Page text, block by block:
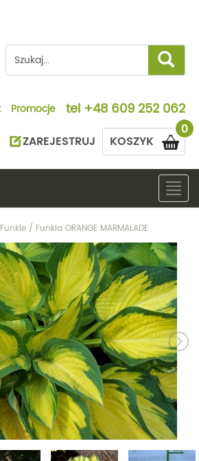
Promocje tel +48 609 252 062
0
KOSZYK
ZAREJESTRUJ
Funkie / Funkia ORANGE MARMALADE